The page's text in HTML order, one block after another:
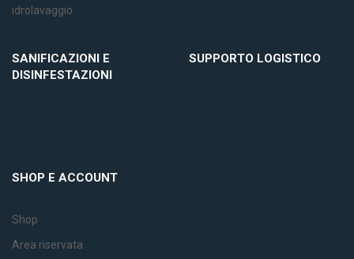
idrolavaggio
SANIFICAZIONI E
DISINFESTAZIONI
SUPPORTO LOGISTICO
SHOP E ACCOUNT
Shop
Area riservata